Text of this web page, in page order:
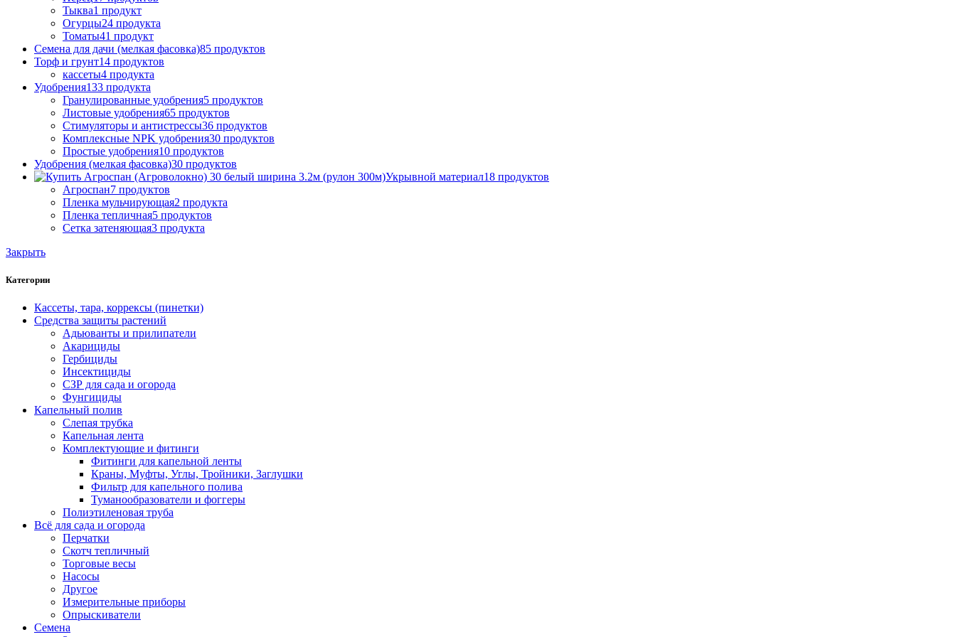
Тыква1 продукт
Огурцы24 продукта
Томаты41 продукт
Семена для дачи (мелкая фасовка)85 продуктов
Торф и грунт14 продуктов
кассеты4 продукта
Удобрения133 продукта
Гранулированные удобрения5 продуктов
Листовые удобрения65 продуктов
Стимуляторы и антистрессы36 продуктов
Комплексные NPK удобрения30 продуктов
Простые удобрения10 продуктов
Удобрения (мелкая фасовка)30 продуктов
Укрывной материал18 продуктов
Агроспан7 продуктов
Пленка мульчирующая2 продукта
Пленка тепличная5 продуктов
Сетка затеняющая3 продукта
Закрыть
Категории
Кассеты, тара, коррексы (пинетки)
Средства защиты растений
Адьюванты и прилипатели
Акарициды
Гербициды
Инсектициды
СЗР для сада и огорода
Фунгициды
Капельный полив
Слепая трубка
Капельная лента
Комплектующие и фитинги
Фитинги для капельной ленты
Краны, Муфты, Углы, Тройники, Заглушки
Фильтр для капельного полива
Туманообразователи и фоггеры
Полиэтиленовая труба
Всё для сада и огорода
Перчатки
Скотч тепличный
Торговые весы
Насосы
Другое
Измерительные приборы
Опрыскиватели
Семена